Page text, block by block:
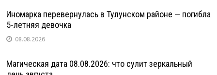
Иномарка перевернулась в Тулунском районе — погибла
5-летняя девочка
08.08.2026
Магическая дата 08.08.2026: что сулит зеркальный